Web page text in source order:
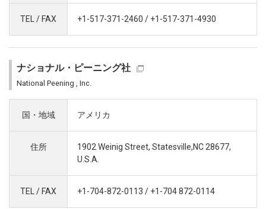
TEL / FAX +1-517-371-2460 / +1-517-371-4930
ナショナル・ピーニング社
National Peening , Inc.
国・地域 アメリカ
住所
1902 Weinig Street, Statesville,NC 28677,
U.S.A.
TEL / FAX +1-704-872-0113 / +1-704 872-0114